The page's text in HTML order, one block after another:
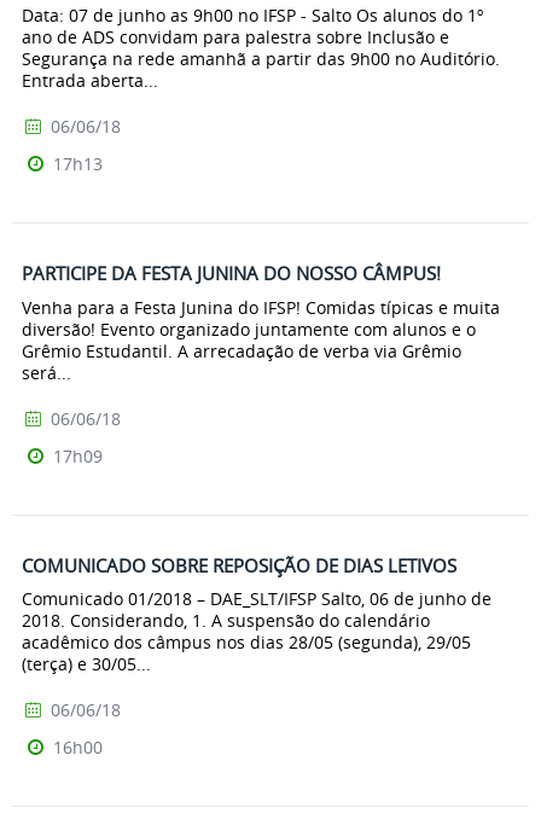
Data: 07 de junho as 9h00 no IFSP - Salto Os alunos do 1º
ano de ADS convidam para palestra sobre Inclusão e
Segurança na rede amanhã a partir das 9h00 no Auditório.
Entrada aberta...
06/06/18
17h13
PARTICIPE DA FESTA JUNINA DO NOSSO CÂMPUS!
Venha para a Festa Junina do IFSP! Comidas típicas e muita
diversão! Evento organizado juntamente com alunos e o
Grêmio Estudantil. A arrecadação de verba via Grêmio
será...
06/06/18
17h09
COMUNICADO SOBRE REPOSIÇÃO DE DIAS LETIVOS
Comunicado 01/2018 – DAE_SLT/IFSP Salto, 06 de junho de
2018. Considerando, 1. A suspensão do calendário
acadêmico dos câmpus nos dias 28/05 (segunda), 29/05
(terça) e 30/05...
06/06/18
16h00